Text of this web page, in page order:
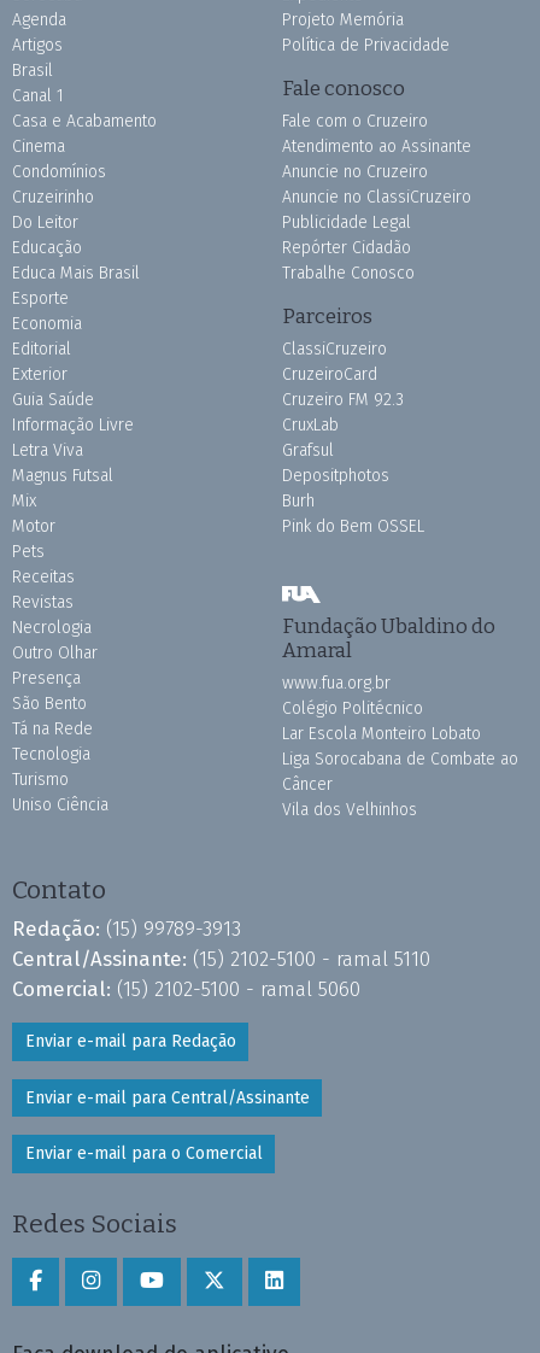
Agenda
Artigos
Brasil
Canal 1
Casa e Acabamento
Cinema
Condomínios
Cruzeirinho
Do Leitor
Educação
Educa Mais Brasil
Esporte
Economia
Editorial
Exterior
Guia Saúde
Informação Livre
Letra Viva
Magnus Futsal
Mix
Motor
Pets
Receitas
Revistas
Necrologia
Outro Olhar
Presença
São Bento
Tá na Rede
Tecnologia
Turismo
Uniso Ciência
Projeto Memória
Política de Privacidade
Fale conosco
Fale com o Cruzeiro
Atendimento ao Assinante
Anuncie no Cruzeiro
Anuncie no ClassiCruzeiro
Publicidade Legal
Repórter Cidadão
Trabalhe Conosco
Parceiros
ClassiCruzeiro
CruzeiroCard
Cruzeiro FM 92.3
CruxLab
Grafsul
Depositphotos
Burh
Pink do Bem OSSEL
Fundação Ubaldino do
Amaral
www.fua.org.br
Colégio Politécnico
Lar Escola Monteiro Lobato
Liga Sorocabana de Combate ao
Câncer
Vila dos Velhinhos
Contato
Redação: (15) 99789-3913
Central/Assinante: (15) 2102-5100 - ramal 5110
Comercial: (15) 2102-5100 - ramal 5060
Enviar e-mail para Redação
Enviar e-mail para Central/Assinante
Enviar e-mail para o Comercial
Redes Sociais